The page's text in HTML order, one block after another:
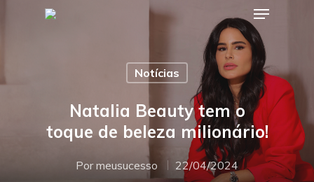
Hit enter to search or ESC to close
Notícias
Natalia Beauty tem o
toque de beleza milionário!
Pormeusucesso 22/04/2024